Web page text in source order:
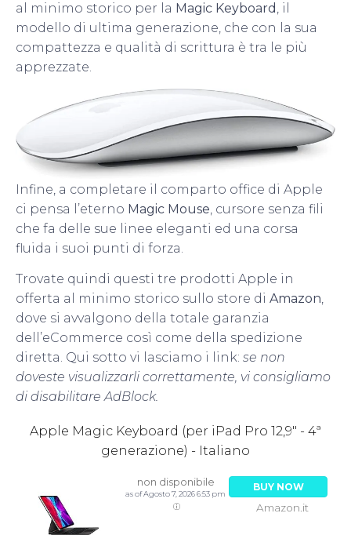
al minimo storico per la Magic Keyboard , il
modello di ultima generazione, che con la sua
compattezza e qualità di scrittura è tra le più
apprezzate.
Infine, a completare il comparto office di Apple
ci pensa l’eterno Magic Mouse , cursore senza fili
che fa delle sue linee eleganti ed una corsa
fluida i suoi punti di forza.
Trovate quindi questi tre prodotti Apple in
offerta al minimo storico sullo store di Amazon,
dove si avvalgono della totale garanzia
dell’eCommerce così come della spedizione
diretta. Qui sotto vi lasciamo i link: se non
doveste visualizzarli correttamente, vi consigliamo
di disabilitare AdBlock.
Apple Magic Keyboard (per iPad Pro 12,9" - 4ª
generazione) - Italiano
non disponibile
as of Agosto 7, 2026 6:53 pm
BUY NOW
Amazon.it